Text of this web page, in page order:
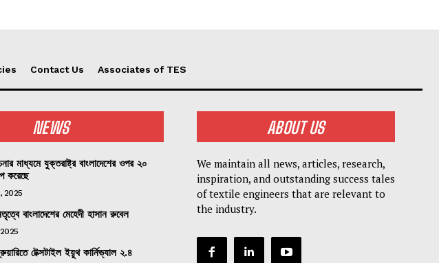
Contact Us Associates of TES
NEWS
মাধ্যমে যুক্তরাষ্ট্র বাংলাদেশের ওপর ২০
করেছে
2025
বাংলাদেশের মেহেদী হাসান রুবেল
টেক্সটাইল ইয়ুথ কার্নিভ্যাল ২.৪
ABOUT US
We maintain all news, articles, research,
inspiration, and outstanding success tales
of textile engineers that are relevant to
the industry.